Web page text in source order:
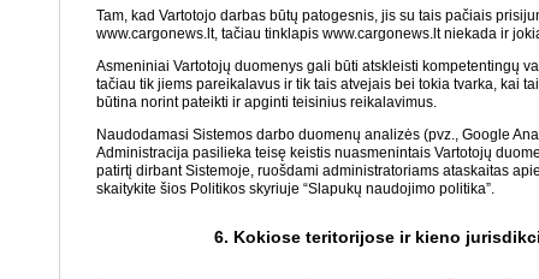
Tam, kad Vartotojo darbas būtų patogesnis, jis su tais pačiais
www.cargonews.lt, tačiau tinklapis www.cargonews.lt niekada ir
Asmeniniai Vartotojų duomenys gali būti atskleisti kompetentingų
tačiau tik jiems pareikalavus ir tik tais atvejais bei tokia tvarka, kai
būtina norint pateikti ir apginti teisinius reikalavimus.
Naudodamasi Sistemos darbo duomenų analizės (pvz., Google
Administracija pasilieka teisę keistis nuasmenintais Vartotojų
patirtį dirbant Sistemoje, ruošdami administratoriams ataskaitas
skaitykite šios Politikos skyriuje “Slapukų naudojimo politika”.
6. Kokiose teritorijose ir kieno